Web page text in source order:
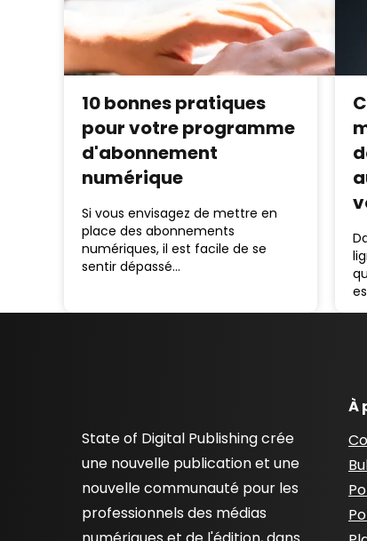
10 bonnes pratiques
pour votre programme
d'abonnement
numérique
Si vous envisagez de mettre en
place des abonnements
numériques, il est facile de se
sentir dépassé…
State of Digital Publishing crée
une nouvelle publication et une
nouvelle communauté pour les
professionnels des médias
À